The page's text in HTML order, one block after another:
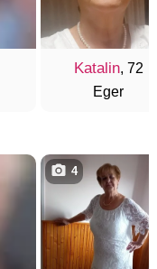
Katalin, 72
Eger
4